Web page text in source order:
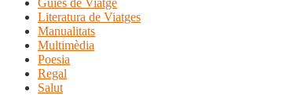
Guies de Viatge
Literatura de Viatges
Manualitats
Multimèdia
Poesia
Regal
Salut